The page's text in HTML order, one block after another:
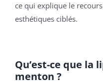
ce qui explique le
esthétiques ciblés.
Qu’est-ce que la
menton ?